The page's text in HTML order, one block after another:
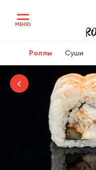
МЕНЮ
Роллы Суши